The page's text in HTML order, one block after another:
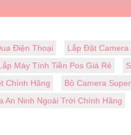
Điện Thoại Lắp Đặt Camera
Máy Tính Tiền Pos Giá Rẻ
Chính Hãng
Bộ Camera
An Ninh Ngoài Trời Chính Hãng